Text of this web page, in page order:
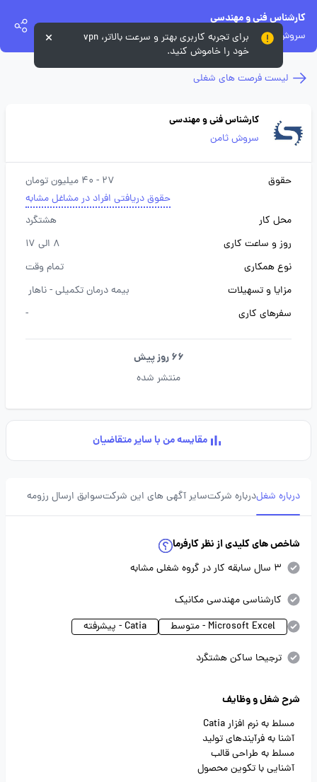
کارشناس فنی و مهندسی
سروش ثامن
لیست فرصت های شغلی
کارشناس فنی و مهندسی
سروش ثامن
حقوق
27 - 40 میلیون تومان
حقوق دریافتی افراد در مشاغل مشابه
محل کار
هشتگرد
روز و ساعت کاری
8 الی 17
نوع همکاری
تمام وقت
مزایا و تسهیلات
بیمه درمان تکمیلی -ناهار
سفرهای کاری
-
66 روز پیش
منتشر شده
مقایسه من با سایر متقاضیان
درباره شغلدرباره شرکتسایر آگهی های این شرکتسوابق ارسال رزومه
شاخص های کلیدی از نظر کارفرما
3 سال سابقه کار در گروه شغلی مشابه
کارشناسی مهندسی مکانیک
Microsoft Excel - متوسط
Catia - پیشرفته
ترجیحا ساکن هشتگرد
شرح شغل و وظایف
مسلط به نرم افزار Catia
آشنا به فرآیندهای تولید
مسلط به طراحی قالب
آشنایی با تکوین محصول
برای تجربه کاربری بهتر و سرعت بالاتر، vpn
خود را خاموش کنید.